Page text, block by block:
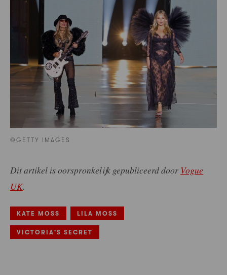
©GETTY IMAGES
Dit artikel is oorspronkelijk gepubliceerd door Vogue
UK.
KATE MOSS LILA MOSS
VICTORIA'S SECRET